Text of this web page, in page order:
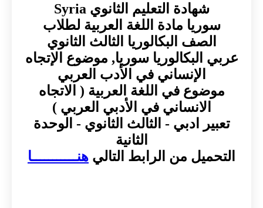
شهادة التعليم الثانوي Syria
سوريا مادة اللغة العربية لطلاب
الصف البكالوريا الثالث الثانوي
عربي البكالوريا سوريا, موضوع الإتجاه
الإنساني في الأدب العربي
موضوع في اللغة العربية ( الاتجاه
الانساني في الأدبي العربي )
تعبير ادبي - الثالث الثانوي - الوحدة
الثانية
التحميل من الرابط التالي هنـــــــــــا